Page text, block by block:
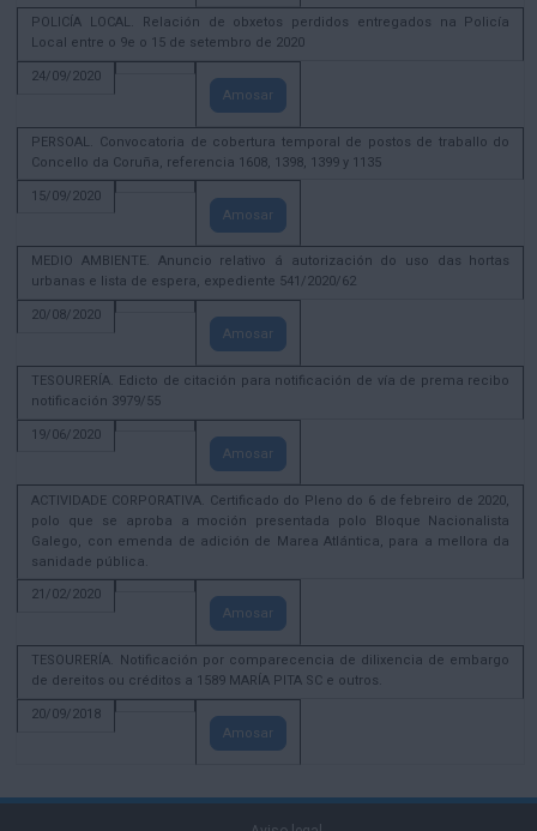
POLICÍA LOCAL. Relación de obxetos perdidos entregados na Policía
Local entre o 9e o 15 de setembro de 2020
24/09/2020
Amosar
PERSOAL. Convocatoria de cobertura temporal de postos de traballo do
Concello da Coruña, referencia 1608, 1398, 1399 y 1135
15/09/2020
Amosar
MEDIO AMBIENTE. Anuncio relativo á autorización do uso das hortas
urbanas e lista de espera, expediente 541/2020/62
20/08/2020
Amosar
TESOURERÍA. Edicto de citación para notificación de vía de prema recibo
notificación 3979/55
19/06/2020
Amosar
ACTIVIDADE CORPORATIVA. Certificado do Pleno do 6 de febreiro de 2020,
polo que se aproba a moción presentada polo Bloque Nacionalista
Galego, con emenda de adición de Marea Atlántica, para a mellora da
sanidade pública.
21/02/2020
Amosar
TESOURERÍA. Notificación por comparecencia de dilixencia de embargo
de dereitos ou créditos a 1589 MARÍA PITA SC e outros.
20/09/2018
Amosar